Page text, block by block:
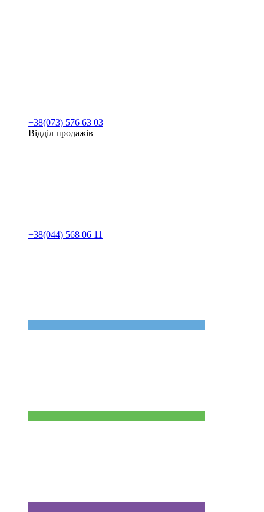
+38(073) 576 63 03
Відділ продажів
+38(044) 568 06 11